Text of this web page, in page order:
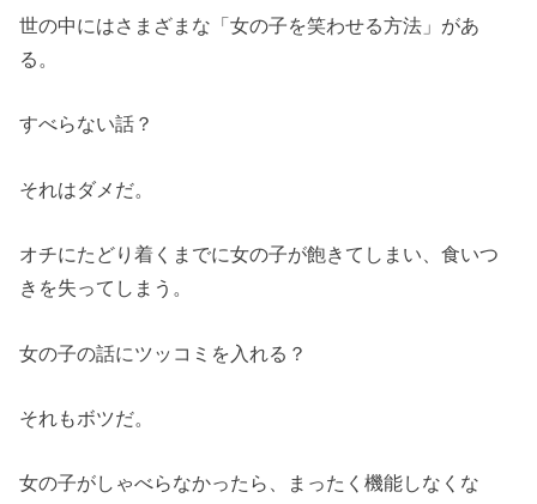
世の中にはさまざまな「女の子を笑わせる方法」があ
る。
すべらない話？
それはダメだ。
オチにたどり着くまでに女の子が飽きてしまい、食いつ
きを失ってしまう。
女の子の話にツッコミを入れる？
それもボツだ。
女の子がしゃべらなかったら、まったく機能しなくな